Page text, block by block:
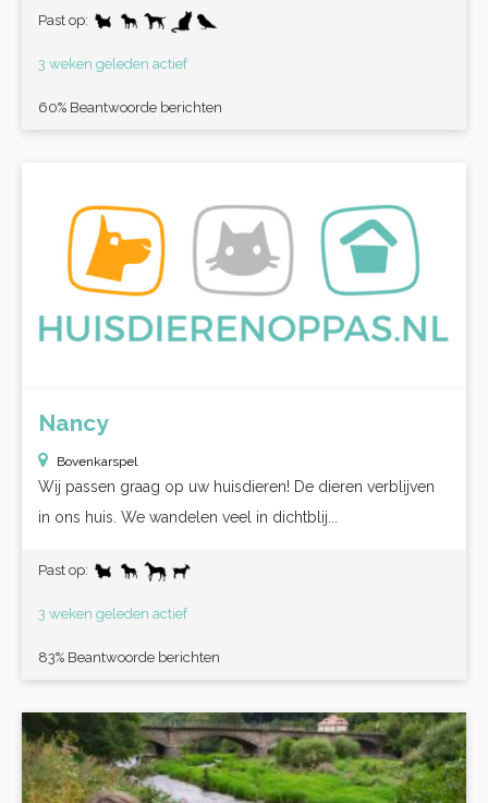
Past op:
3 weken geleden actief
60% Beantwoorde berichten
Nancy
Bovenkarspel
Wij passen graag op uw huisdieren! De dieren verblijven
in ons huis. We wandelen veel in dichtblij...
Past op:
3 weken geleden actief
83% Beantwoorde berichten